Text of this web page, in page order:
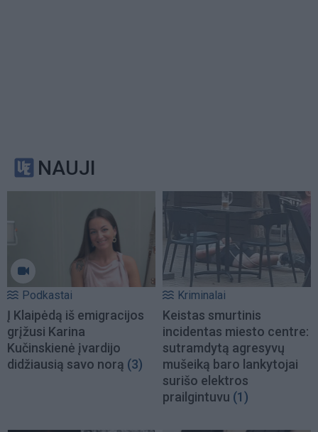
NAUJI
Podkastai
Į Klaipėdą iš emigracijos
grįžusi Karina
Kučinskienė įvardijo
didžiausią savo norą (3)
Kriminalai
Keistas smurtinis
incidentas miesto centre:
sutramdytą agresyvų
mušeiką baro lankytojai
surišo elektros
prailgintuvu (1)